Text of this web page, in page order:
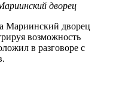
дворец
Мариинский дворец
возможность
в разговоре с